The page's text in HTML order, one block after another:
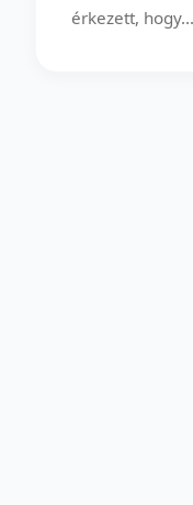
érkezett, hogy...